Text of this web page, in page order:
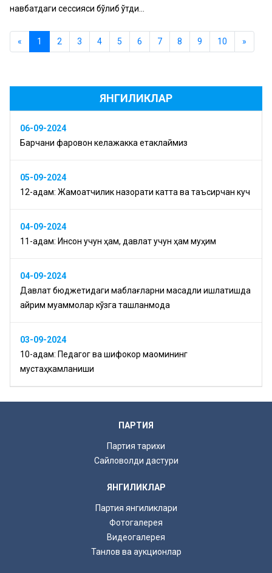
навбатдаги сессияси бўлиб ўтди...
« 1 2 3 4 5 6 7 8 9 10 »
ЯНГИЛИКЛАР
06-09-2024
Барчани фаровон келажакка етаклаймиз
05-09-2024
12-қадам: Жамоатчилик назорати катта ва таъсирчан куч
04-09-2024
11-қадам: Инсон учун ҳам, давлат учун ҳам муҳим
04-09-2024
Давлат бюджетидаги маблағларни мақсадли ишлатишда
айрим муаммолар кўзга ташланмоқда
03-09-2024
10-қадам: Педагог ва шифокор мақомининг
мустаҳкамланиши
ПАРТИЯ
Партия тарихи
Сайловолди дастури
ЯНГИЛИКЛАР
Партия янгиликлари
Фотогалерея
Видеогалерея
Танлов ва аукционлар